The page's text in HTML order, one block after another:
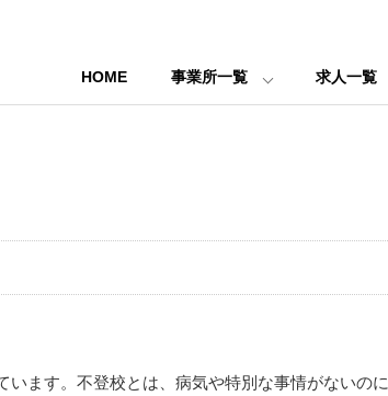
HOME 事業所一覧 求人一覧
ます。不登校とは、病気や特別な事情がないのに